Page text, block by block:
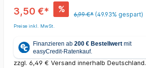
3,50 €* %
6,99 €* (49.93% gespart)
Preise inkl. MwSt.
zzgl. 6,49 € Versand innerhalb Deutschland.